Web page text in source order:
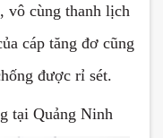
vô cùng thanh lịch
cáp tăng đơ cũng
được rỉ sét.
tại Quảng Ninh